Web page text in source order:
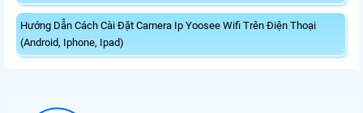
Hướng Dẫn Cách Cài Đặt Camera Ip Yoosee Wifi Trên Điện Thoại
(Android, Iphone, Ipad)